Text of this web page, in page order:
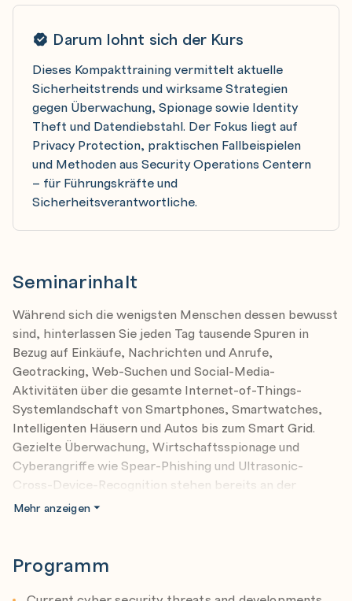
Darum lohnt sich der Kurs
Dieses Kompakttraining vermittelt aktuelle
Sicherheitstrends und wirksame Strategien
gegen Überwachung, Spionage sowie Identity
Theft und Datendiebstahl. Der Fokus liegt auf
Privacy Protection, praktischen Fallbeispielen
und Methoden aus Security Operations Centern
– für Führungskräfte und
Sicherheitsverantwortliche.
Seminarinhalt
Während sich die wenigsten Menschen dessen bewusst
sind, hinterlassen Sie jeden Tag tausende Spuren in
Bezug auf Einkäufe, Nachrichten und Anrufe,
Geotracking, Web-Suchen und Social-Media-
Aktivitäten über die gesamte Internet-of-Things-
Systemlandschaft von Smartphones, Smartwatches,
Intelligenten Häusern und Autos bis zum Smart Grid.
Gezielte Überwachung, Wirtschaftsspionage und
Cyberangriffe wie Spear-Phishing und Ultrasonic-
Cross-Device-Recognition stehen bereits an der
Tagesordnung und die technischen Möglichkeiten
Angebote zur Verfügung - von bezahlter Rufschädigung
bis zu gezielter Überwachung und Identity Theft.
Das Training richtet sich primär an Personen in
Mehr anzeigen
Programm